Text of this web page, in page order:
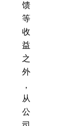
馈
等
收
益
之
外
，
从
公